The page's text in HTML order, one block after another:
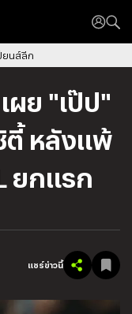
ยนส์ลีก
ผย "เป๊ป"
ตี้ หลังแพ้
ยกแรก
แชร์ข่าวนี้